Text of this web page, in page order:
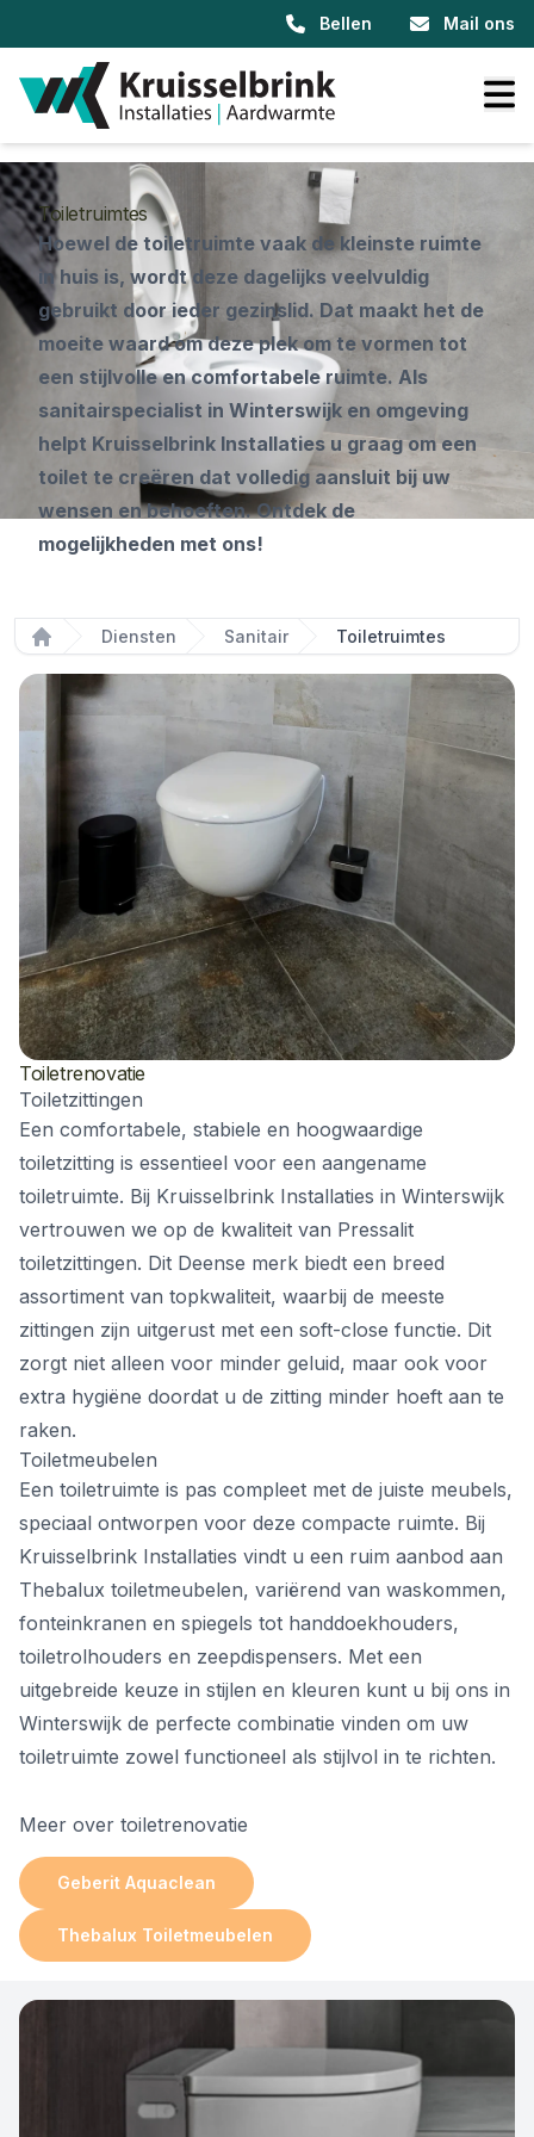
Bellen Mail ons
Toiletruimtes
Hoewel de toiletruimte vaak de kleinste ruimte
in huis is, wordt deze dagelijks veelvuldig
gebruikt door ieder gezinslid. Dat maakt het de
moeite waard om deze plek om te vormen tot
een stijlvolle en comfortabele ruimte. Als
sanitairspecialist in Winterswijk en omgeving
helpt Kruisselbrink Installaties u graag om een
toilet te creëren dat volledig aansluit bij uw
wensen en behoeften. Ontdek de
mogelijkheden met ons!
Home
Diensten Sanitair Toiletruimtes
Toiletrenovatie
Toiletzittingen
Een comfortabele, stabiele en hoogwaardige
toiletzitting is essentieel voor een aangename
toiletruimte. Bij Kruisselbrink Installaties in Winterswijk
vertrouwen we op de kwaliteit van Pressalit
toiletzittingen. Dit Deense merk biedt een breed
assortiment van topkwaliteit, waarbij de meeste
zittingen zijn uitgerust met een soft-close functie. Dit
zorgt niet alleen voor minder geluid, maar ook voor
extra hygiëne doordat u de zitting minder hoeft aan te
raken.
Toiletmeubelen
Een toiletruimte is pas compleet met de juiste meubels,
speciaal ontworpen voor deze compacte ruimte. Bij
Kruisselbrink Installaties vindt u een ruim aanbod aan
Thebalux toiletmeubelen, variërend van waskommen,
fonteinkranen en spiegels tot handdoekhouders,
toiletrolhouders en zeepdispensers. Met een
uitgebreide keuze in stijlen en kleuren kunt u bij ons in
Winterswijk de perfecte combinatie vinden om uw
toiletruimte zowel functioneel als stijlvol in te richten.
Meer over toiletrenovatie
Geberit Aquaclean
Thebalux Toiletmeubelen